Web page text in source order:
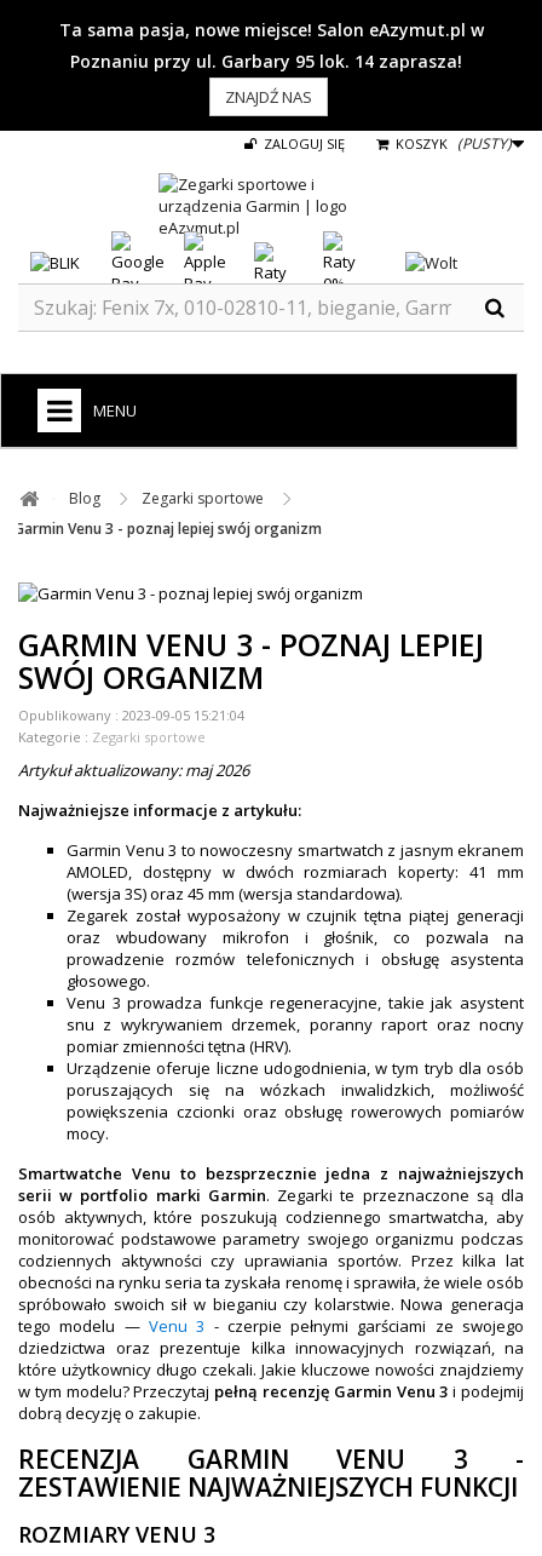
Ta sama pasja, nowe miejsce! Salon eAzymut.pl w
Poznaniu przy ul. Garbary 95 lok. 14 zaprasza!
ZNAJDŹ NAS
KOSZYK (PUSTY)
ZALOGUJ SIĘ
MENU
ZEGARKI DO BIEGANIA
ELITE
SUUNTO
RAM MOUNTS
+
COROS
VOSTOK EUROPE ZEGARKI
VICTORINOX ZEGARKI
WENGER ZEGARKI
ORIENT ZEGARKI
OBAKU DENMARK ZEGARKI
POLECANE PRODUKTY
+
PROMOCJE
+
OUTLET
+
WYPRZEDAŻ
Blog ​
Zegarki sportowe ​
Garmin Venu 3 - poznaj lepiej swój organizm
GARMIN VENU 3 - POZNAJ LEPIEJ
SWÓJ ORGANIZM
Opublikowany : 2023-09-05 15:21:04
Kategorie : Zegarki sportowe
Artykuł aktualizowany: maj 2026
Najważniejsze informacje z artykułu:
Garmin Venu 3 to nowoczesny smartwatch z jasnym ekranem
AMOLED, dostępny w dwóch rozmiarach koperty: 41 mm
(wersja 3S) oraz 45 mm (wersja standardowa).
Zegarek został wyposażony w czujnik tętna piątej generacji
oraz wbudowany mikrofon i głośnik, co pozwala na
prowadzenie rozmów telefonicznych i obsługę asystenta
głosowego.
Venu 3 prowadza funkcje regeneracyjne, takie jak asystent
snu z wykrywaniem drzemek, poranny raport oraz nocny
pomiar zmienności tętna (HRV).
Urządzenie oferuje liczne udogodnienia, w tym tryb dla osób
poruszających się na wózkach inwalidzkich, możliwość
powiększenia czcionki oraz obsługę rowerowych pomiarów
mocy.
Smartwatche Venu to bezsprzecznie jedna z najważniejszych
serii w portfolio marki Garmin. Zegarki te przeznaczone są dla
osób aktywnych, które poszukują codziennego smartwatcha, aby
monitorować podstawowe parametry swojego organizmu podczas
codziennych aktywności czy uprawiania sportów. Przez kilka lat
obecności na rynku seria ta zyskała renomę i sprawiła, że wiele osób
spróbowało swoich sił w bieganiu czy kolarstwie. Nowa generacja
tego modelu — Venu 3 - czerpie pełnymi garściami ze swojego
dziedzictwa oraz prezentuje kilka innowacyjnych rozwiązań, na
które użytkownicy długo czekali. Jakie kluczowe nowości znajdziemy
w tym modelu? Przeczytaj pełną recenzję Garmin Venu 3 i podejmij
dobrą decyzję o zakupie.
RECENZJA GARMIN VENU 3 -
ZESTAWIENIE NAJWAŻNIEJSZYCH FUNKCJI
ROZMIARY VENU 3